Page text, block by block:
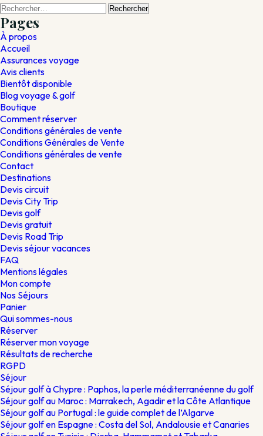
Rechercher :
Pages
À propos
Accueil
Assurances voyage
Avis clients
Bientôt disponible
Blog voyage & golf
Boutique
Comment réserver
Conditions générales de vente
Conditions Générales de Vente
Conditions générales de vente
Contact
Destinations
Devis circuit
Devis City Trip
Devis golf
Devis gratuit
Devis Road Trip
Devis séjour vacances
FAQ
Mentions légales
Mon compte
Nos Séjours
Panier
Qui sommes-nous
Réserver
Réserver mon voyage
Résultats de recherche
RGPD
Séjour
Séjour golf à Chypre : Paphos, la perle méditerranéenne du golf
Séjour golf au Maroc : Marrakech, Agadir et la Côte Atlantique
Séjour golf au Portugal : le guide complet de l’Algarve
Séjour golf en Espagne : Costa del Sol, Andalousie et Canaries